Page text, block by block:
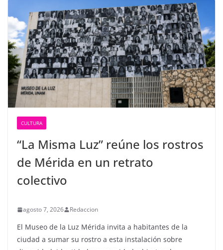
CULTURA
“La Misma Luz” reúne los rostros
de Mérida en un retrato
colectivo
agosto 7, 2026 Redaccion
El Museo de la Luz Mérida invita a habitantes de la
ciudad a sumar su rostro a esta instalación sobre